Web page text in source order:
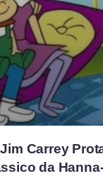
Carrey
da